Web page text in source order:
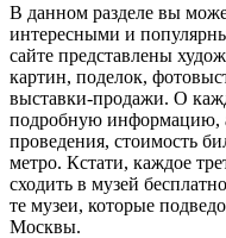
В данном разделе вы
интересными и
сайте представлены
картин, поделок,
выставки-продажи. О
подробную информацию,
проведения, стоимость
метро. Кстати, каждое
сходить в музей
те музеи, которые
Москвы.